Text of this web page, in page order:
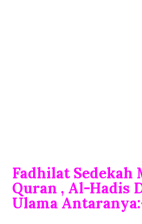
Fadhilat
Quran , Al-Hadis
Ulama